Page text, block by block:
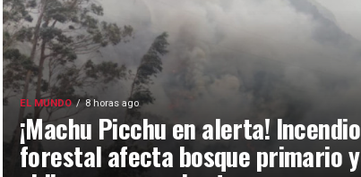
EL MUNDO 8 horas ago
¡Machu Picchu en alerta! Incendio
forestal afecta bosque primario y